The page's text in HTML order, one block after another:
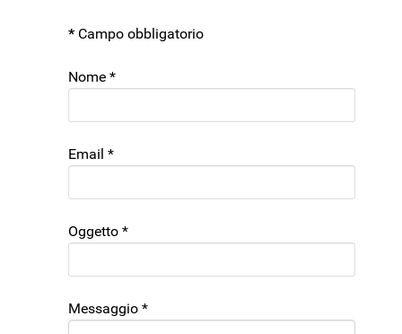
* Campo obbligatorio
Nome *
Email *
Oggetto *
Messaggio *